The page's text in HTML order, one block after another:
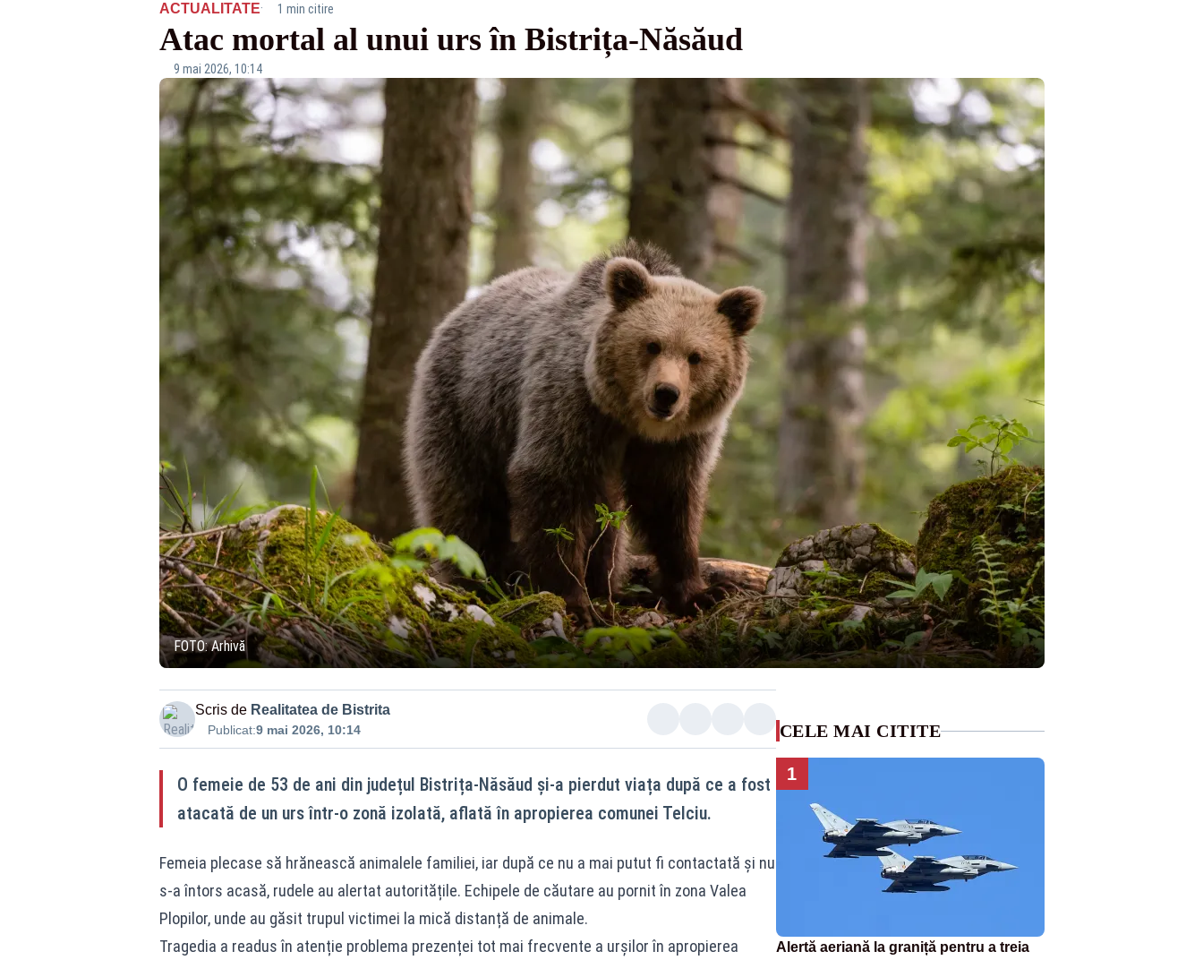
ACTUALITATE· 1 min citire
Atac mortal al unui urs în Bistrița-Năsăud
9 mai 2026, 10:14
FOTO: Arhivă
Scris de Realitatea de Bistrita
Publicat:9 mai 2026, 10:14
O femeie de 53 de ani din județul Bistrița-Năsăud și-a pierdut viața după ce a fost
atacată de un urs într-o zonă izolată, aflată în apropierea comunei Telciu.
Femeia plecase să hrănească animalele familiei, iar după ce nu a mai putut fi contactată și nu
s-a întors acasă, rudele au alertat autoritățile. Echipele de căutare au pornit în zona Valea
Plopilor, unde au găsit trupul victimei la mică distanță de animale.
Tragedia a readus în atenție problema prezenței tot mai frecvente a urșilor în apropierea
CELE MAI CITITE
1
Alertă aeriană la graniță pentru a treia